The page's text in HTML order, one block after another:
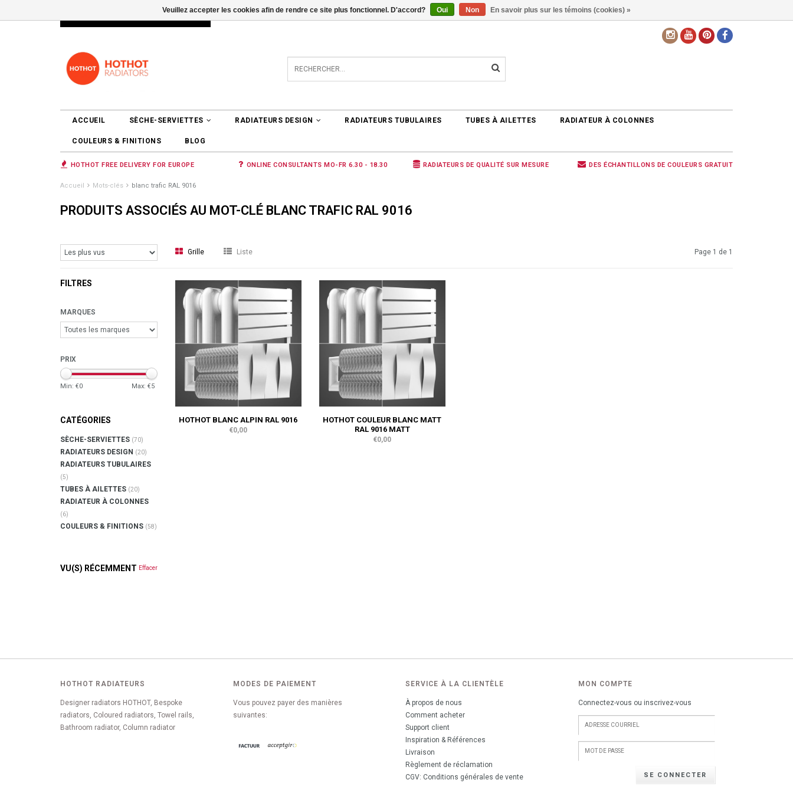
INFO@RADIATORS.SHOP SE CONNECTER 0 ARTICLES €0,00
ACCUEIL SÈCHE-SERVIETTES RADIATEURS DESIGN RADIATEURS TUBULAIRES TUBES À AILETTES RADIATEUR À COLONNES
COULEURS & FINITIONS BLOG
HOTHOT FREE DELIVERY FOR EUROPE ONLINE CONSULTANTS MO-FR 6.30 - 18.30 RADIATEURS DE QUALITÉ SUR MESURE DES ÉCHANTILLONS DE COULEURS GRATUIT
Accueil Mots-clés blanc trafic RAL 9016
PRODUITS ASSOCIÉS AU MOT-CLÉ BLANC TRAFIC RAL 9016
Grille Liste Page 1 de 1
FILTRES
MARQUES
PRIX
Min: €0 Max: €5
CATÉGORIES
SÈCHE-SERVIETTES (70)
RADIATEURS DESIGN (20)
RADIATEURS TUBULAIRES
(5)
TUBES À AILETTES (20)
RADIATEUR À COLONNES
(6)
COULEURS & FINITIONS (58)
VU(S) RÉCEMMENT Effacer
HOTHOT BLANC ALPIN RAL 9016
€0,00
HOTHOT COULEUR BLANC MATT
RAL 9016 MATT
€0,00
HOTHOT RADIATEURS
Designer radiators HOTHOT, Bespoke
radiators, Coloured radiators, Towel rails,
Bathroom radiator, Column radiator
MODES DE PAIEMENT
Vous pouvez payer des manières
suivantes:
SERVICE À LA CLIENTÈLE
À propos de nous
Comment acheter
Support client
Inspiration & Références
Livraison
Règlement de réclamation
CGV: Conditions générales de vente
MON COMPTE
Connectez-vous ou inscrivez-vous
SE CONNECTER
Veuillez accepter les cookies afin de rendre ce site plus fonctionnel. D'accord? Oui Non En savoir plus sur les témoins (cookies) »